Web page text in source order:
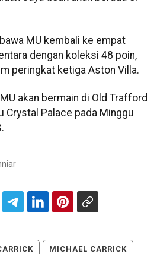
MU kembali ke empat
dengan koleksi 48 poin,
peringkat ketiga Aston Villa.
akan bermain di Old Trafford
Crystal Palace pada Minggu
MICHAEL CARRICK